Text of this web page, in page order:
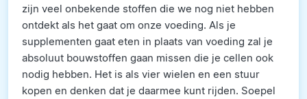
zijn veel onbekende stoffen die we nog niet hebben
ontdekt als het gaat om onze voeding. Als je
supplementen gaat eten in plaats van voeding zal je
absoluut bouwstoffen gaan missen die je cellen ook
nodig hebben. Het is als vier wielen en een stuur
kopen en denken dat je daarmee kunt rijden. Soepel